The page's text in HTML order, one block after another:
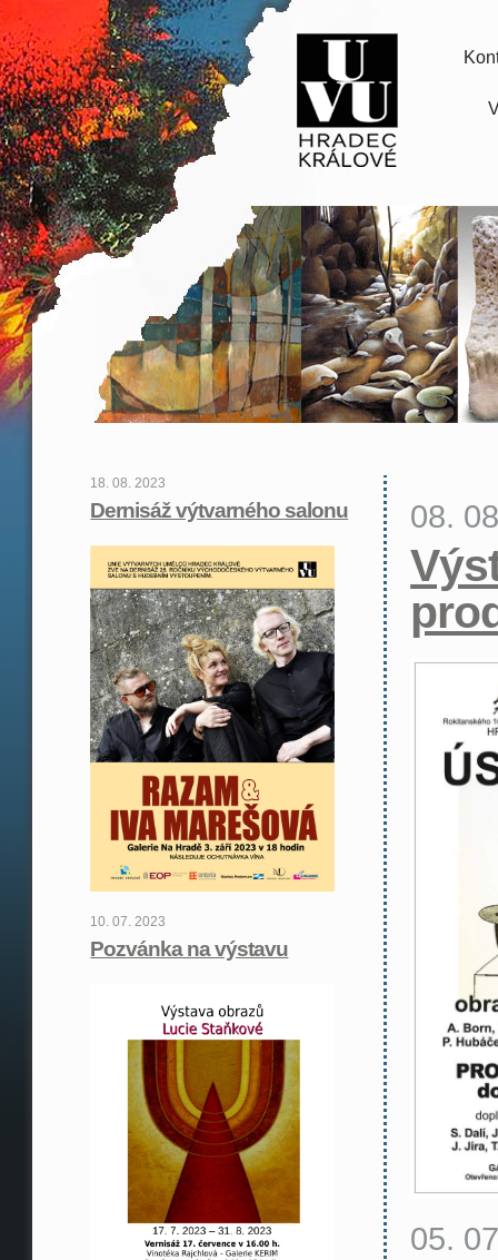
18. 08. 2023
Dernisáž výtvarného salonu
10. 07. 2023
Pozvánka na výstavu
08.
05.